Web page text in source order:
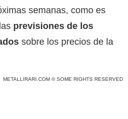
semanas, como es
previsiones de los
sobre los precios de la
METALLIRARI.COM © SOME RIGHTS RESERVED